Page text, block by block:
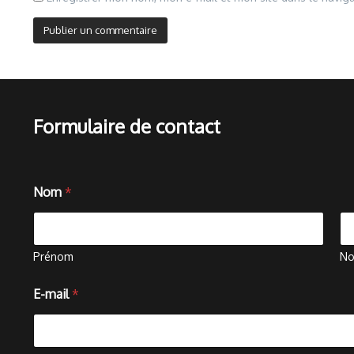
Formulaire de contact
Nom *
Prénom
o
m
u
E-mail *